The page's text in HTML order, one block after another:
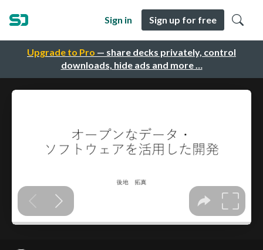
Upgrade to Pro — share decks privately, control
downloads, hide ads and more …
Sign in Sign up for free